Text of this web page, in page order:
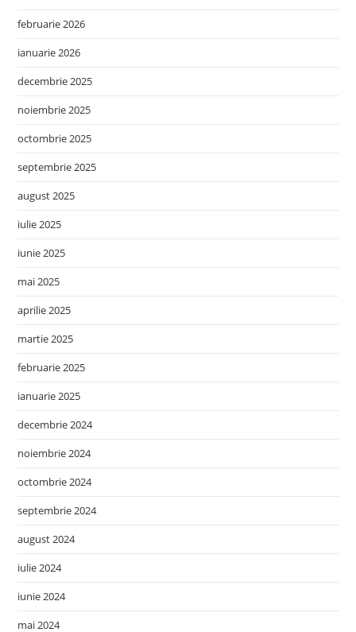
februarie 2026
ianuarie 2026
decembrie 2025
noiembrie 2025
octombrie 2025
septembrie 2025
august 2025
iulie 2025
iunie 2025
mai 2025
aprilie 2025
martie 2025
februarie 2025
ianuarie 2025
decembrie 2024
noiembrie 2024
octombrie 2024
septembrie 2024
august 2024
iulie 2024
iunie 2024
mai 2024